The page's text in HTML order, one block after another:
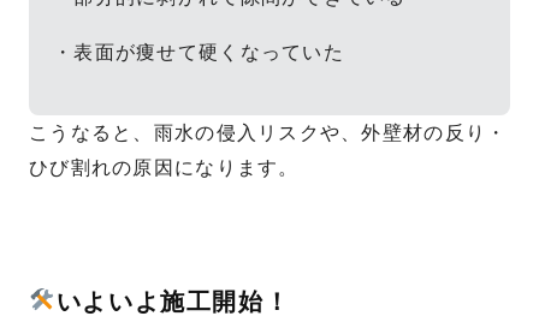
・表面が痩せて硬くなっていた
こうなると、雨水の侵入リスクや、外壁材の反り・
ひび割れの原因になります。
いよいよ施工開始！